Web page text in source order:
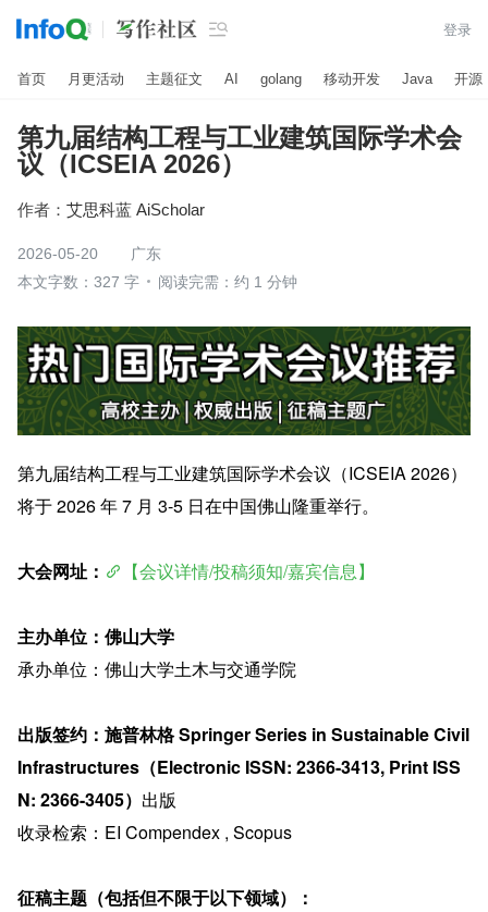
 登录
首页 月更活动 主题征文 AI golang 移动开发 Java 开源
第九届结构工程与工业建筑国际学术会
议（ICSEIA 2026）
作者： 艾思科蓝 AiScholar
2026-05-20
广东
本文字数：327 字
阅读完需：约 1 分钟
第九届结构工程与工业建筑国际学术会议（ICSEIA 2026）
将于 2026 年 7 月 3-5 日在中国佛山隆重举行。
大会网址： 【会议详情/投稿须知/嘉宾信息】
主办单位：佛山大学
承办单位：佛山大学土木与交通学院
出版签约：施普林格 Springer Series in Sustainable Civil
Infrastructures（Electronic ISSN: 2366-3413, Print ISS
N: 2366-3405） 出版
收录检索：EI Compendex , Scopus
征稿主题（包括但不限于以下领域）：